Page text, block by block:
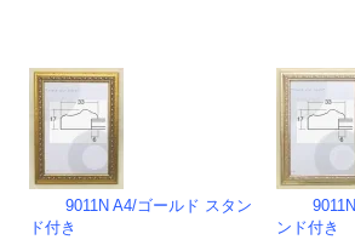
9011N A4/ゴールド スタン
ド付き
ンド付き